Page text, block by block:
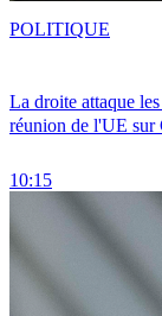
La droite attaque
réunion de l'UE sur
10:15
POLITIQUE